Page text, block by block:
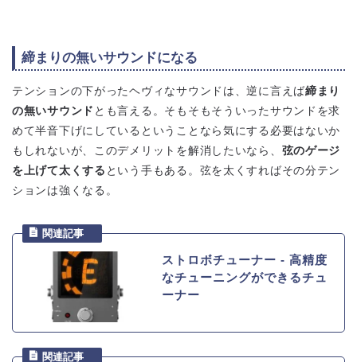
締まりの無いサウンドになる
テンションの下がったヘヴィなサウンドは、逆に言えば締まり
の無いサウンド とも言える。そもそもそういったサウンドを求
めて半音下げにしているということなら気にする必要はないか
もしれないが、このデメリットを解消したいなら、 弦のゲージ
を上げて太くする という手もある。弦を太くすればその分テン
ションは強くなる。
ストロボチューナー ‐ 高精度
なチューニングができるチュ
ーナー